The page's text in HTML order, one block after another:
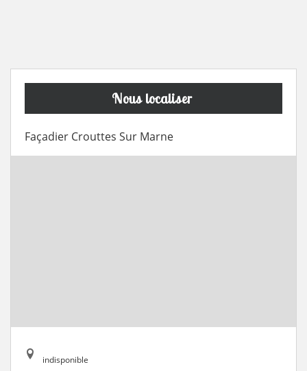
Nous localiser
Façadier Crouttes Sur Marne
indisponible